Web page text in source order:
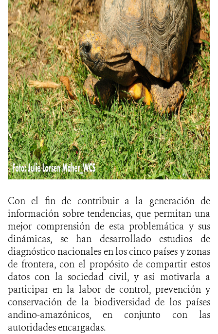
Con el fin de contribuir a la generación de
información sobre tendencias, que permitan una
mejor comprensión de esta problemática y sus
dinámicas, se han desarrollado estudios de
diagnóstico nacionales en los cinco países y zonas
de frontera, con el propósito de compartir estos
datos con la sociedad civil, y así motivarla a
participar en la labor de control, prevención y
conservación de la biodiversidad de los países
andino-amazónicos, en conjunto con las
autoridades encargadas.